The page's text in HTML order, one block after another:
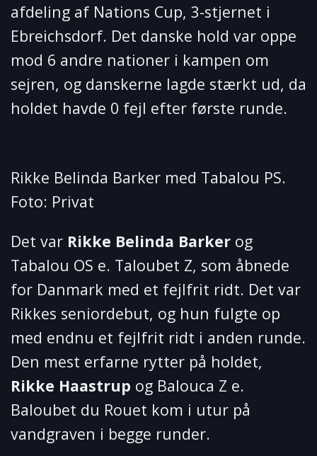
afdeling af Nations Cup, 3-stjernet i
Ebreichsdorf. Det danske hold var oppe
mod 6 andre nationer i kampen om
sejren, og danskerne lagde stærkt ud, da
holdet havde 0 fejl efter første runde.
Rikke Belinda Barker med Tabalou PS.
Foto: Privat
Det var Rikke Belinda Barker og
Tabalou OS e. Taloubet Z, som åbnede
for Danmark med et fejlfrit ridt. Det var
Rikkes seniordebut, og hun fulgte op
med endnu et fejlfrit ridt i anden runde.
Den mest erfarne rytter på holdet,
Rikke Haastrup og Balouca Z e.
Baloubet du Rouet kom i utur på
vandgraven i begge runder.